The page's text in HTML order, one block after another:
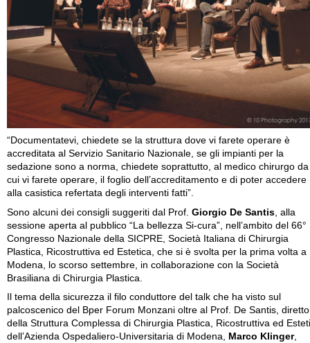
“Documentatevi, chiedete se la struttura dove vi farete operare è
accreditata al Servizio Sanitario Nazionale, se gli impianti per la
sedazione sono a norma, chiedete soprattutto, al medico chirurgo da
cui vi farete operare, il foglio dell’accreditamento e di poter accedere
alla casistica refertata degli interventi fatti”.
Sono alcuni dei consigli suggeriti dal Prof. Giorgio De Santis , alla
sessione aperta al pubblico “La bellezza Si-cura”, nell’ambito del 66°
Congresso Nazionale della SICPRE, Società Italiana di Chirurgia
Plastica, Ricostruttiva ed Estetica, che si è svolta per la prima volta a
Modena, lo scorso settembre, in collaborazione con la Società
Brasiliana di Chirurgia Plastica.
Il tema della sicurezza il filo conduttore del talk che ha visto sul
palcoscenico del Bper Forum Monzani oltre al Prof. De Santis,
della Struttura Complessa di Chirurgia Plastica, Ricostruttiva ed
dell’Azienda Ospedaliero-Universitaria di Modena, Marco Klinger,